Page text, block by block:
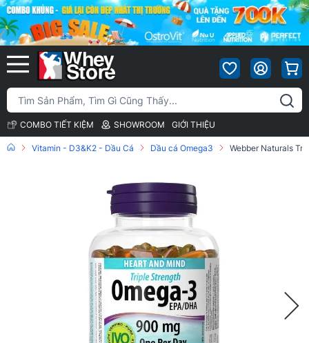
COMBO TIẾT KIỆM SHOWROOM GIỚI THIỆU
Vitamin - D3&K2 - Dầu Cá Dầu cá Omega3 Webber Naturals